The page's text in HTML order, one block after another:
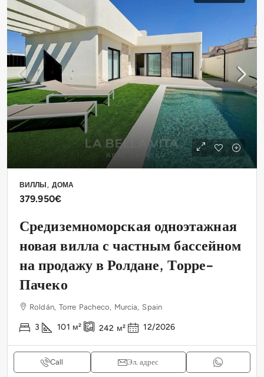
ВИЛЛЫ, ДОМА
379.950€
Средиземноморская одноэтажная
новая вилла с частным бассейном
на продажу в Ролдане, Торре-
Пачеко
Roldán, Torre Pacheco, Murcia, Spain
3 101 м² 242 м² 12/2026
Call Эл. адрес